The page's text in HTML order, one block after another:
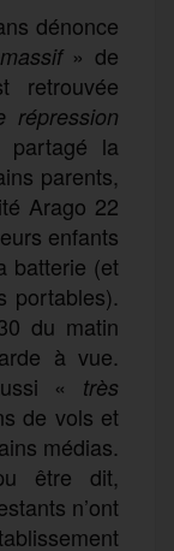
dénonce
» de
retrouvée
répression
la
parents,
Arago 22
enfants
batterie (et
portables).
du matin
à vue.
« très
de vols et
médias.
être dit,
n’ont